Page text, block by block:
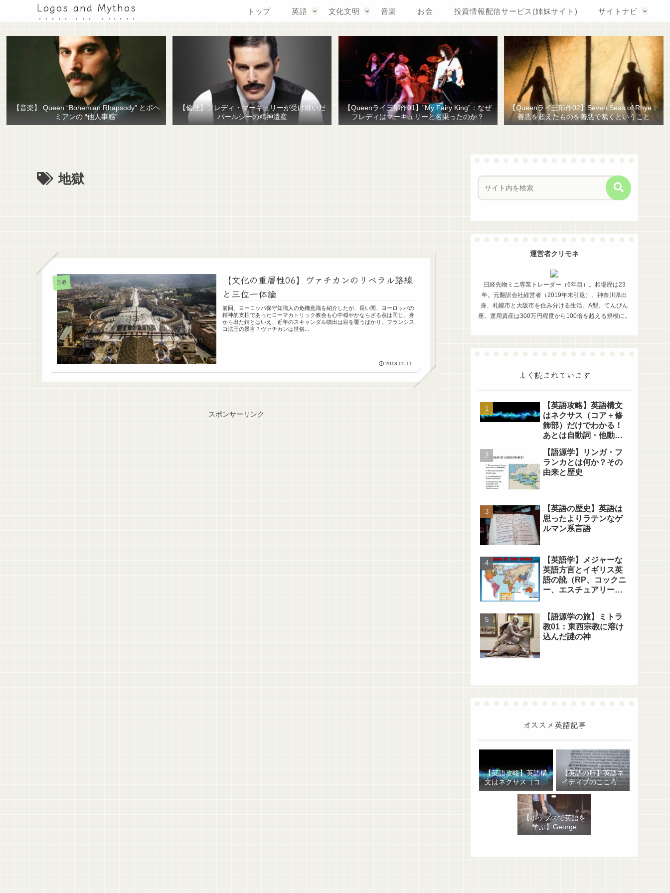
Logos and Mythos トップ 英語 文化文明 音楽 お金 投資情報配信サービス(姉妹サイト) サイトナビ
【音楽】 Queen “Bohemian Rhapsody” とボヘ
ミアンの “他人事感”
【倫理】フレディ・マーキュリーが受け継いだ
パールシーの精神遺産
【Queenライ三部作01】”My Fairy King”：なぜ
フレディはマーキュリーと名乗ったのか？
【Queenライ三部作02】Seven Seas of Rhye：
善悪を超えたものを善悪で裁くということ
地獄
宗教
【文化の重層性06】ヴァチカンのリベラル路線
と三位一体論
前回、ヨーロッパ保守知識人の危機意識を紹介したが、長い間、ヨーロッパの
精神的支柱であったローマカトリック教会も心中穏やかならざる点は同じ。身
から出た錆とはいえ、近年のスキャンダル噴出は目を覆うばかり。フランシス
コ法王の暴言？ヴァチカンは世俗...
2018.05.11
スポンサーリンク
運営者クリモネ
日経先物ミニ専業トレーダー（6年目）。相場歴は23
年。元翻訳会社経営者（2019年末引退）。神奈川県出
身、札幌市と大阪市を住み分ける生活。A型、てんびん
座。運用資産は300万円程度から100倍を超える規模に。
よく読まれています
【英語攻略】英語構文
はネクサス（コア＋修
飾部）だけでわかる！
あとは自動詞・他動詞
【語源学】リンガ・フ
ランカとは何か？その
由来と歴史
【英語の歴史】英語は
思ったよりラテンなゲ
ルマン系言語
【英語学】メジャーな
英語方言とイギリス英
語の訛（RP、コックニ
ー、エスチュアリー、
【語源学の旅】ミトラ
教01：東西宗教に溶け
込んだ謎の神
オススメ英語記事
【英語攻略】英語構
文はネクサス（コア
＋修飾部）だけでわ
かる！あとは自動
詞・他動詞の区別だ
け
【英語の肝】英語ネ
イティブのこころを
表わす句動詞：征服
イングランド庶民の
【ポップスで英語を
学ぶ】George
Michael “Hand to